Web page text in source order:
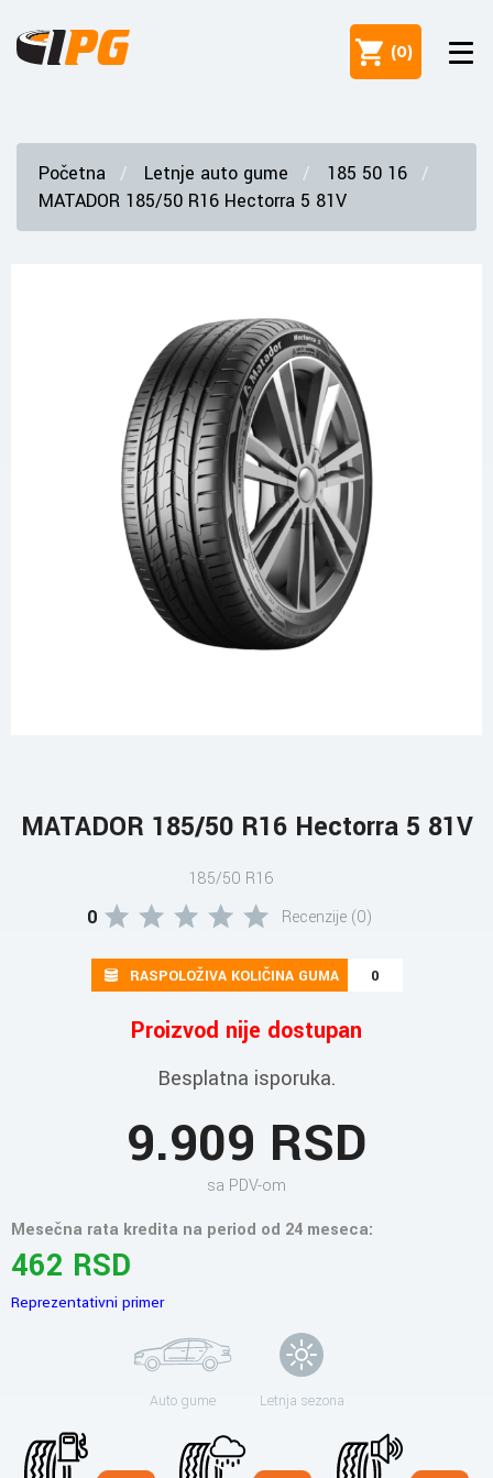
(0)
Početna Letnje auto gume
185 50 16
MATADOR 185/50 R16 Hectorra 5 81V
MATADOR 185/50 R16 Hectorra 5 81V
185/50 R16
0 Recenzije (0)
RASPOLOŽIVA KOLIČINA GUMA 0
Proizvod nije dostupan
Besplatna isporuka.
9.909 RSD
sa PDV-om
Mesečna rata kredita na period od 24 meseca:
462 RSD
Reprezentativni primer
Auto gume Letnja sezona